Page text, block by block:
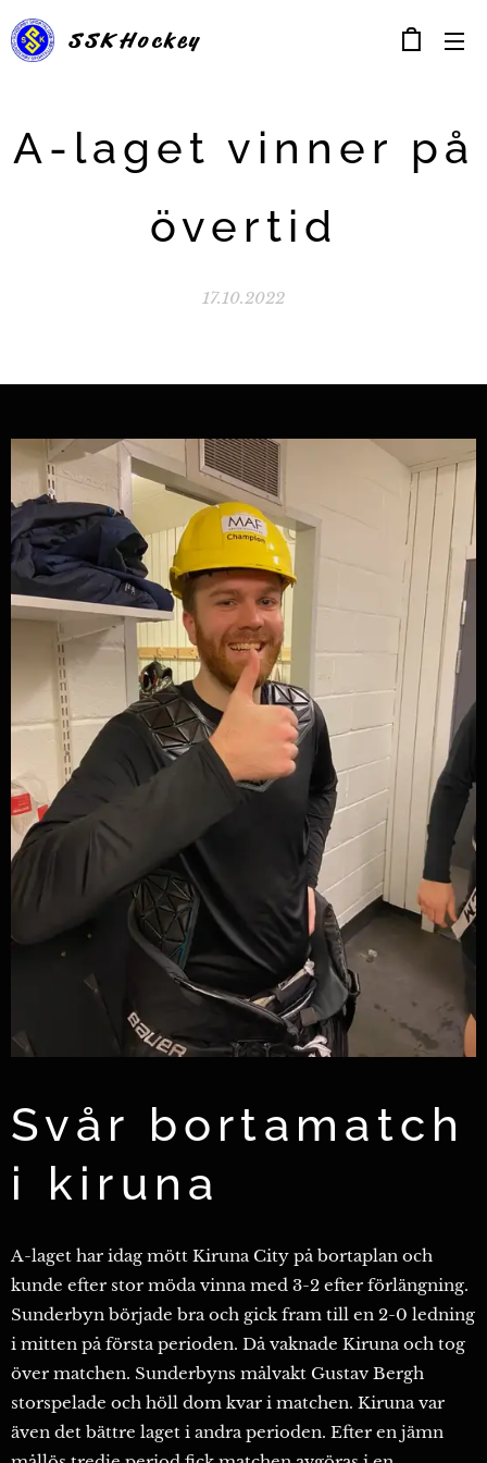
SSKHockey
A-laget vinner på
övertid
17.10.2022
Svår bortamatch
i kiruna
A-laget har idag mött Kiruna City på bortaplan och
kunde efter stor möda vinna med 3-2 efter förlängning.
Sunderbyn började bra och gick fram till en 2-0 ledning
i mitten på första perioden. Då vaknade Kiruna och tog
över matchen. Sunderbyns målvakt Gustav Bergh
storspelade och höll dom kvar i matchen. Kiruna var
även det bättre laget i andra perioden. Efter en jämn